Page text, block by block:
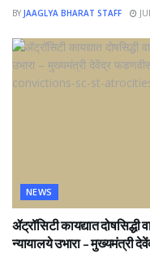
BY JAAGLYA BHARAT STAFF
NEWS
ॲट्रॉसिटी कायद्यात
न्यायालये उभारा – मुख्यमंत्री